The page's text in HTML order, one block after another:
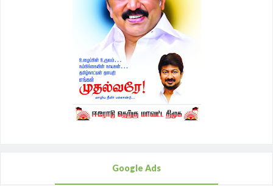
Google Ads